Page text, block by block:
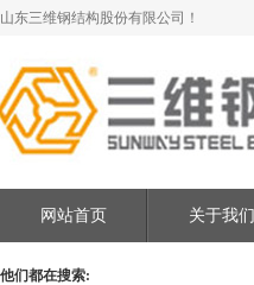
山东三维钢结构股份有限公司！
网站首页 关于我们
他们都在搜索: